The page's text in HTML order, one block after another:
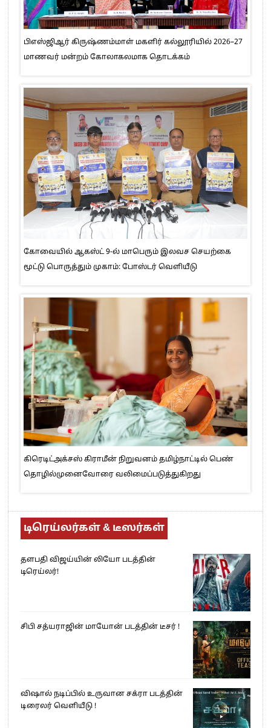
பிஎஸ்ஜிஆர் கிருஷ்ணம்மாள் மகளிர் கல்லூரியில் 2026–27
மாணவர் மன்றம் கோலாகலமாக தொடக்கம்
கோவையில் ஆகஸ்ட் 9-ல் மாபெரும் இலவச செயற்கை
மூட்டு பொருத்தும் முகாம்: போஸ்டர் வெளியீடு
கிரெடிட்அக்சஸ் கிராமீன் நிறுவனம் தமிழ்நாட்டில் பெண்
தொழில்முனைவோரை வலிமைப்படுத்துகிறது
டிரெய்லர்கள் & டீஸர்கள்
தளபதி விஜய்யின் லியோ படத்தின்
டிரெய்லர்!
சிபி சத்யராஜின் மாயோன் படத்தின் டீசர் !
விஷால் நடிப்பில் உருவான சக்ரா படத்தின்
டிரைலர் வெளியீடு !